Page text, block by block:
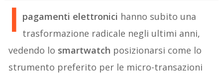
I pagamenti elettronici hanno subito una
trasformazione radicale negli ultimi anni,
vedendo lo smartwatch posizionarsi come lo
strumento preferito per le micro-transazioni